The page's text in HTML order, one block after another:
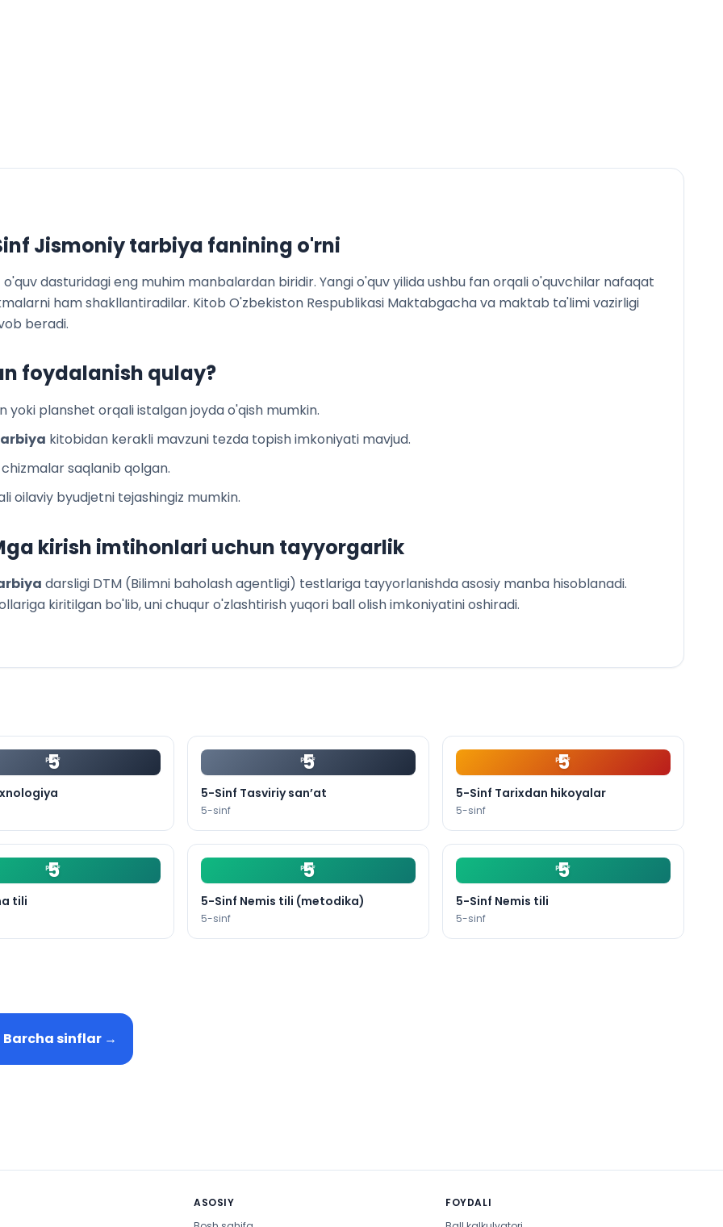
Jismoniy tarbiya fanining o'rni
o'quv dasturidagi eng muhim manbalardan biridir. Yangi o'quv yilida ushbu fan orqali o'quvchilar nafaqat
ham shakllantiradilar. Kitob O'zbekiston Respublikasi Maktabgacha va maktab ta'limi vazirligi
beradi.
foydalanish qulay?
yoki planshet orqali istalgan joyda o'qish mumkin.
kitobidan kerakli mavzuni tezda topish imkoniyati mavjud.
saqlanib qolgan.
oilaviy byudjetni tejashingiz mumkin.
kirish imtihonlari uchun tayyorgarlik
darsligi DTM (Bilimni baholash agentligi) testlariga tayyorlanishda asosiy manba hisoblanadi.
kiritilgan bo'lib, uni chuqur o'zlashtirish yuqori ball olish imkoniyatini oshiradi.
5
PDF 5
PDF
5-Sinf Tasviriy san’at
5-sinf
5
PDF
5-Sinf Tarixdan hikoyalar
5-sinf
5
PDF
tili
5
PDF
5-Sinf Nemis tili (metodika)
5-sinf
5
PDF
5-Sinf Nemis tili
5-sinf
Barcha sinflar →
ASOSIY
FOYDALI